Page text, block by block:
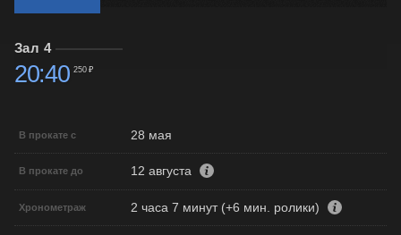
Зал 4
20:40 250 ₽
В прокате с 28 мая
В прокате до 12 августа
Хронометраж 2 часа 7 минут (+6 мин. ролики)